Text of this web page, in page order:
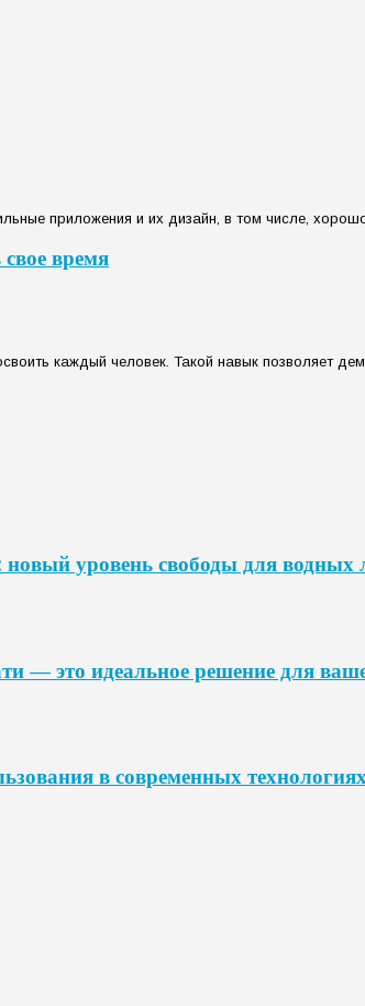
приложения и их дизайн, в том числе,
время
каждый человек. Такой навык позволяет
новый уровень свободы для водных
— это идеальное решение для
в современных